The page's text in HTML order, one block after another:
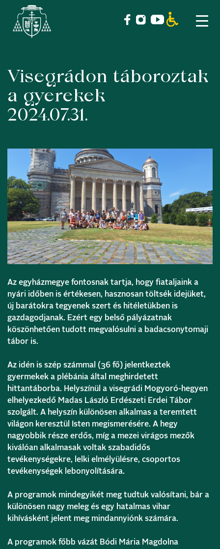
SkipVisegrádon táboroztak
a gyerekek
2024.07.31.
Az egyházmegye fontosnak tartja, hogy fiataljaink a
nyári időben is értékesen, hasznosan töltsék idejüket,
új barátokra tegyenek szert és hitéletükben is
gazdagodjanak. Ezért egy belső pályázatnak
köszönhetően tudott megvalósulni a badacsonytomaji
tábor is.
Az idén is szép számmal (36 fő) jelentkeztek
gyermekek a plébánia által meghirdetett
hittantáborba. Helyszínül a visegrádi Mogyoró-hegyen
elhelyezkedő Madas László Erdészeti Erdei Tábor
szolgált. A helyszín különösen alkalmas a teremtett
világon keresztül Isten megismerésére. A hegy
nagyobbik része erdős, míg a mezei virágos mezők
kiválóan alkalmasak voltak szabadidős
tevékenységekre, lelki elmélyülésre, csoportos
tevékenységek lebonyolítására.
A programok mindegyikét meg tudtuk valósítani, bár a
különösen nagy meleg és egy hatalmas vihar
kihívásként jelent meg mindannyiónk számára.
A programok főbb vázát Bódi Mária Magdolna